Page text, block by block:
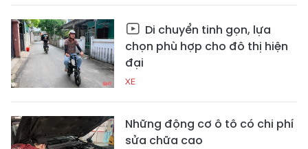
Di chuyển tinh gọn, lựa
chọn phù hợp cho đô thị hiện
đại
XE
Những động cơ ô tô có chi phí
sửa chữa cao